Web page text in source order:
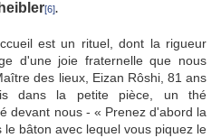
[6].
est un rituel, dont la rigueur
d'une joie fraternelle que nous
des lieux, Eizan Rôshi, 81 ans
dans la petite pièce, un thé
devant nous - « Prenez d'abord la
bâton avec lequel vous piquez le